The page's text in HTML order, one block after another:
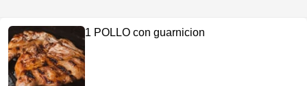
1 POLLO con guarnicion